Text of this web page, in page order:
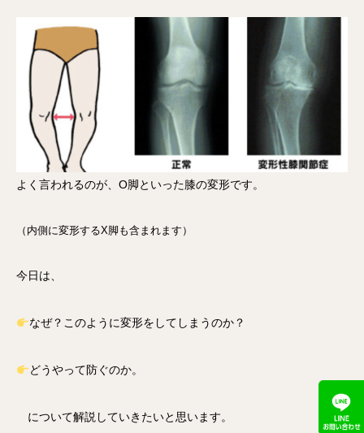
よく言われるのが、O脚といった膝の変形です。
（内側に変形するX脚も含まれます）
今日は、
なぜ？このように変形をしてしまうのか？
どうやって防ぐのか。
について解説していきたいと思います。